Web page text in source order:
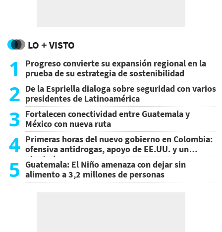
LO + VISTO
1
Progreso convierte su expansión regional en la
prueba de su estrategia de sostenibilidad
2 De la Espriella dialoga sobre seguridad con varios
presidentes de Latinoamérica
3 Fortalecen conectividad entre Guatemala y
México con nueva ruta
4 Primeras horas del nuevo gobierno en Colombia:
ofensiva antidrogas, apoyo de EE.UU. y un
atentado
5 Guatemala: El Niño amenaza con dejar sin
alimento a 3,2 millones de personas